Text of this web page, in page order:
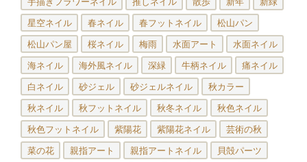
星空ネイル 春ネイル 春フットネイル 松山パン
松山パン屋 桜ネイル 梅雨 水面アート 水面ネイル
海ネイル 海外風ネイル 深緑 牛柄ネイル 痛ネイル
白ネイル 砂ジェル 砂ジェルネイル 秋カラー
秋ネイル 秋フットネイル 秋冬ネイル 秋色ネイル
秋色フットネイル 紫陽花 紫陽花ネイル 芸術の秋
菜の花 親指アート 親指アートネイル 貝殻パーツ